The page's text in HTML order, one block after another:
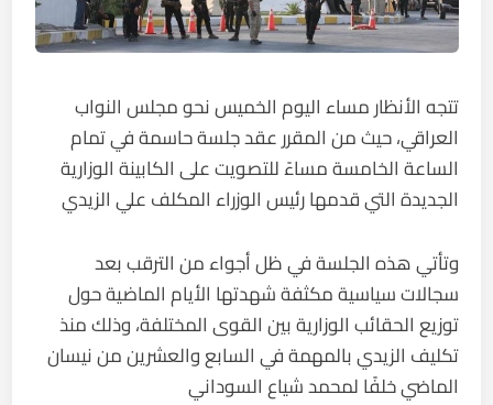
تتجه الأنظار مساء اليوم الخميس نحو مجلس النواب
العراقي، حيث من المقرر عقد جلسة حاسمة في تمام
الساعة الخامسة مساءً للتصويت على الكابينة الوزارية
الجديدة التي قدمها رئيس الوزراء المكلف علي الزيدي
وتأتي هذه الجلسة في ظل أجواء من الترقب بعد
سجالات سياسية مكثفة شهدتها الأيام الماضية حول
توزيع الحقائب الوزارية بين القوى المختلفة، وذلك منذ
تكليف الزيدي بالمهمة في السابع والعشرين من نيسان
الماضي خلفًا لمحمد شياع السوداني